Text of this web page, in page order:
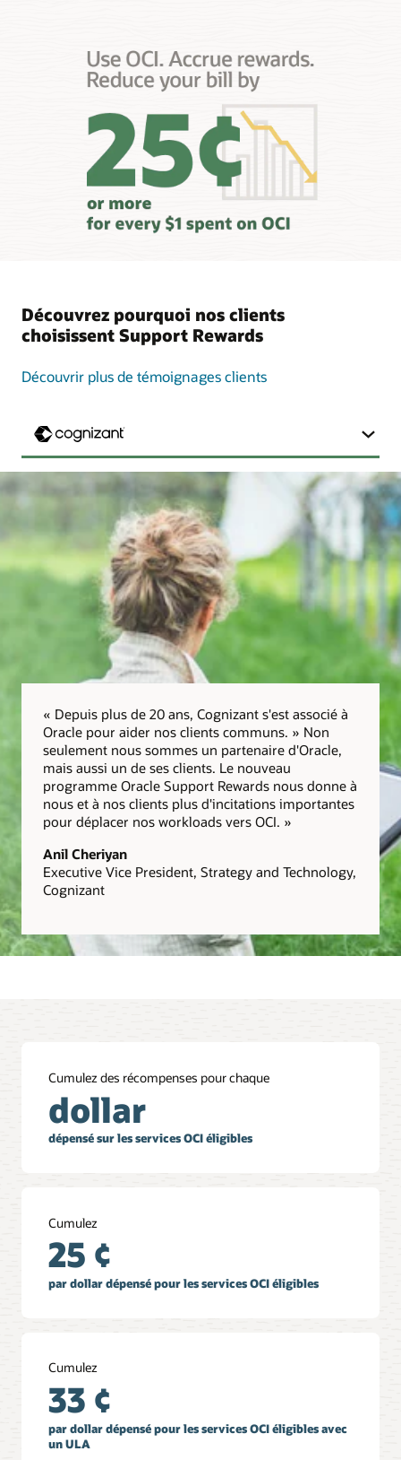
Découvrez pourquoi nos clients
choisissent Support Rewards
Découvrir plus de témoignages clients
« Depuis plus de 20 ans, Cognizant s'est associé à
Oracle pour aider nos clients communs. » Non
seulement nous sommes un partenaire d'Oracle,
mais aussi un de ses clients. Le nouveau
programme Oracle Support Rewards nous donne à
nous et à nos clients plus d'incitations importantes
pour déplacer nos workloads vers OCI. »
Anil Cheriyan
Executive Vice President, Strategy and Technology,
Cognizant
Cumulez des récompenses pour chaque
dollar
dépensé sur les services OCI éligibles
Cumulez
25 ¢
par dollar dépensé pour les services OCI éligibles
Cumulez
33 ¢
par dollar dépensé pour les services OCI éligibles avec
un ULA